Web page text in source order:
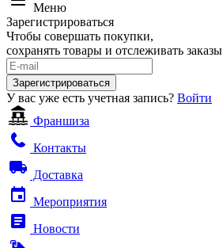
Меню
Зарегистрироваться
Чтобы совершать покупки,
сохранять товары и отслеживать заказы
Зарегистрироваться
У вас уже есть учетная запись? Войти
Франшиза
Контакты
Доставка
Мероприятия
Новости